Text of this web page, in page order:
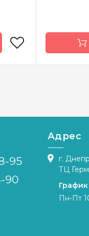
Размер
Канва
Зашивка
95
90
Адрес
г.
ТЦ
Пн-Пт